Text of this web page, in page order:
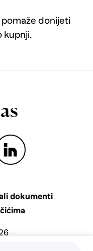
donijeti
kupnji.
dokumenti